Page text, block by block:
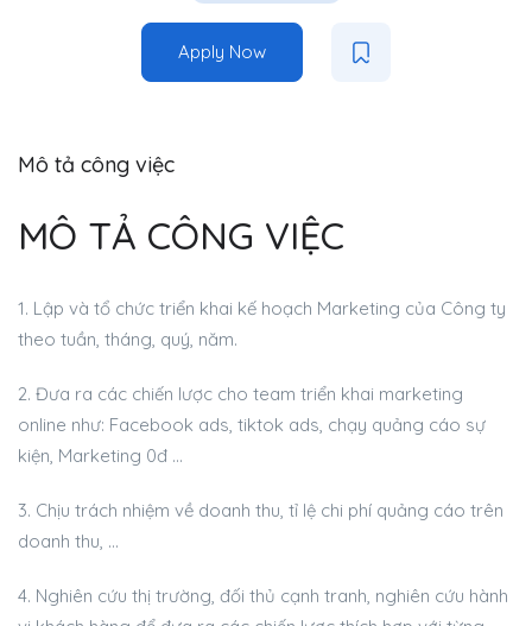
Apply Now
Mô tả công việc
MÔ TẢ CÔNG VIỆC
1. Lập và tổ chức triển khai kế hoạch Marketing của Công ty
theo tuần, tháng, quý, năm.
2. Đưa ra các chiến lược cho team triển khai marketing
online như: Facebook ads, tiktok ads, chạy quảng cáo sự
kiện, Marketing 0đ …
3. Chịu trách nhiệm về doanh thu, tỉ lệ chi phí quảng cáo trên
doanh thu, …
4. Nghiên cứu thị trường, đối thủ cạnh tranh, nghiên cứu hành